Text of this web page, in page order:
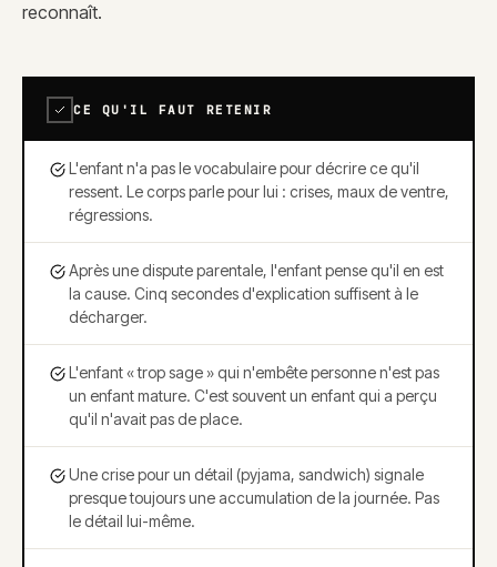
reconnaît.
CE QU'IL FAUT RETENIR
L'enfant n'a pas le vocabulaire pour décrire ce qu'il
ressent. Le corps parle pour lui : crises, maux de ventre,
régressions.
Après une dispute parentale, l'enfant pense qu'il en est
la cause. Cinq secondes d'explication suffisent à le
décharger.
L'enfant « trop sage » qui n'embête personne n'est pas
un enfant mature. C'est souvent un enfant qui a perçu
qu'il n'avait pas de place.
Une crise pour un détail (pyjama, sandwich) signale
presque toujours une accumulation de la journée. Pas
le détail lui-même.